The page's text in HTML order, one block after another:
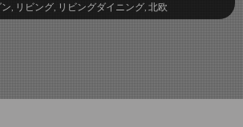
, リビング, リビングダイニング, 北欧